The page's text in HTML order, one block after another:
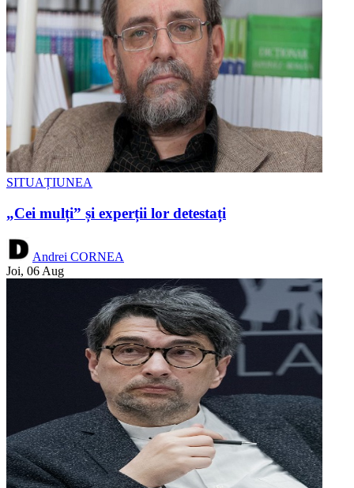
SITUAȚIUNEA
„Cei mulți” și experții lor detestați
Andrei CORNEA
Joi, 06 Aug